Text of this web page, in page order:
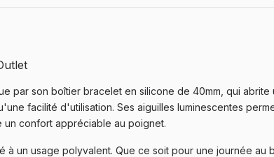
par son boîtier bracelet en silicone de 40mm, qui
facilité d'utilisation. Ses aiguilles luminescentes
confort appréciable au poignet.
à un usage polyvalent. Que ce soit pour une journée